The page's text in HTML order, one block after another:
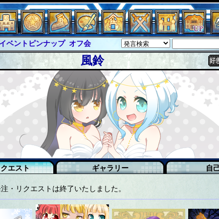
ンナップ オフ会 グラシャ
ボラス
グローバルジャスティス
ハーツ サイキックハーツ大戦
ソロモン
ファイナル
ー
イベピン
風鈴
エスト ギャラリー 自
・リクエストは終了いたしました。